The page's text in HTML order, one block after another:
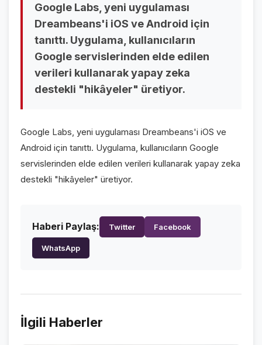
GALERİLER
VİDEO GALERİ
FOTO GALERİ
KURUMSAL
KÜNYE
Google Labs, yeni uygulaması
Dreambeans'i iOS ve Android için
tanıttı. Uygulama, kullanıcıların
Google servislerinden elde edilen
verileri kullanarak yapay zeka
destekli "hikâyeler" üretiyor.
Google Labs, yeni uygulaması Dreambeans'i iOS ve
Android için tanıttı. Uygulama, kullanıcıların Google
servislerinden elde edilen verileri kullanarak yapay zeka
destekli "hikâyeler" üretiyor.
Haberi Paylaş: Twitter Facebook
WhatsApp
İlgili Haberler